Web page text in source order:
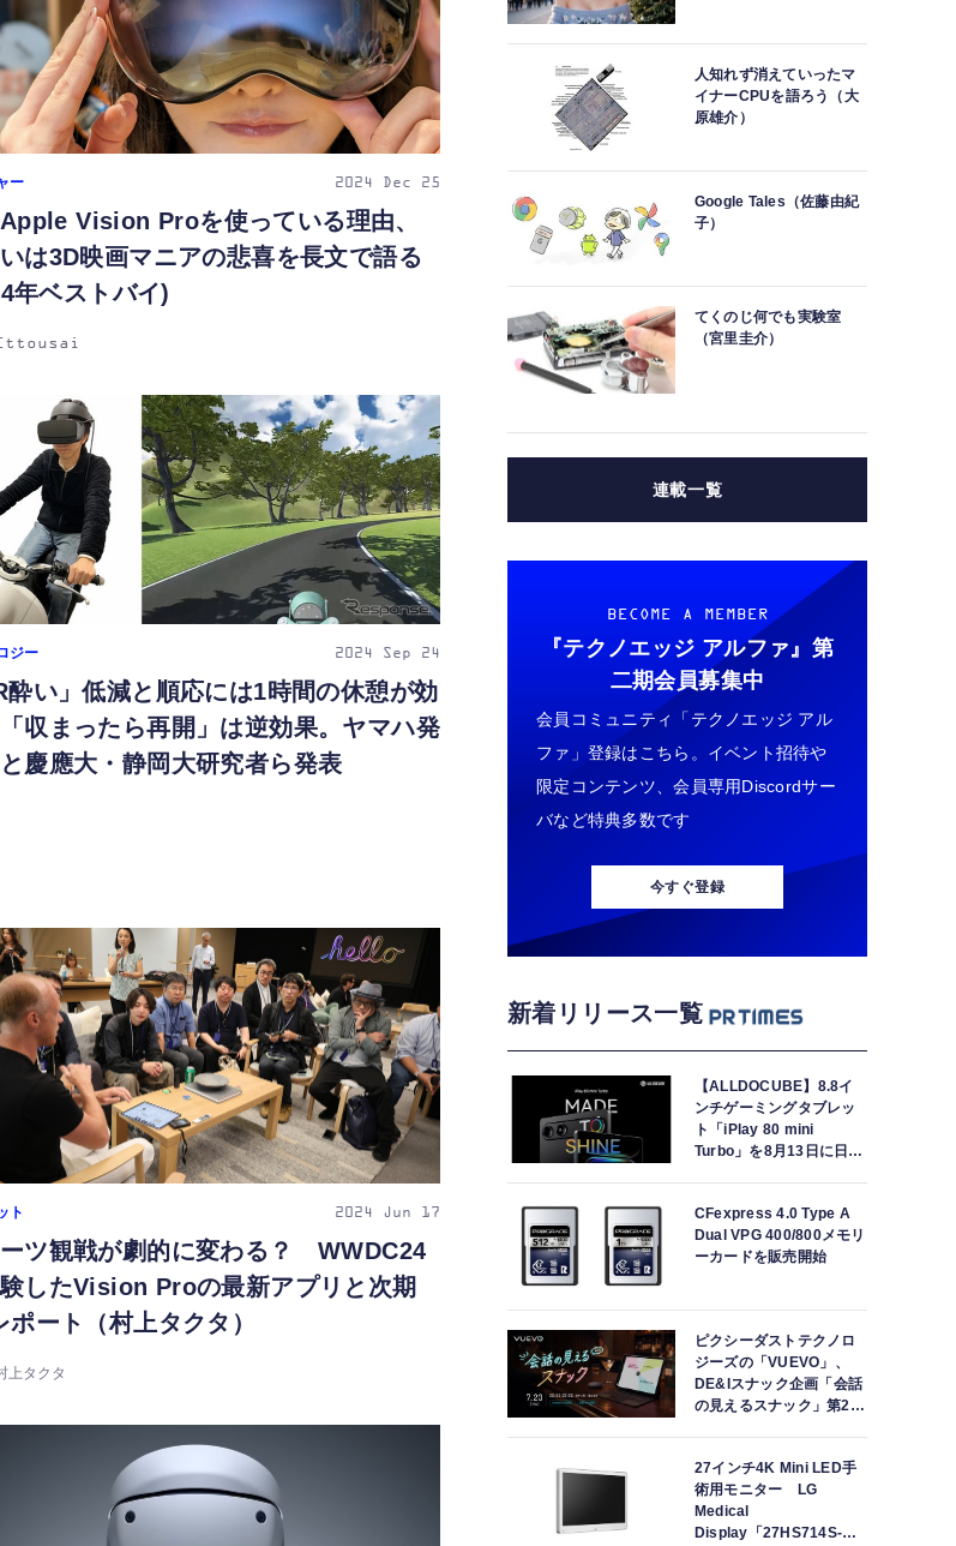
ー 2024 Dec 25
Vision Proを使っている理由、
は3D映画マニアの悲喜を長文で語る
年ベストバイ)
ジー 2024 Sep 24
酔い」低減と順応には1時間の休憩が効
収まったら再開」は逆効果。ヤマハ発
慶應大・静岡大研究者ら発表
ト 2024 Jun 17
ツ観戦が劇的に変わる？ WWDC24
したVision Proの最新アプリと次期
ポート（村上タクタ）
上タクタ
人知れず消えていったマ
イナーCPUを語ろう（大
原雄介）
Google Tales（佐藤由紀
子）
てくのじ何でも実験室
（宮里圭介）
連載一覧
BECOME A MEMBER
『テクノエッジ アルファ』 第
二期会員募集中
会員コミュニティ「テクノエッジ アル
ファ」登録はこちら。イベント招待や
限定コンテンツ、会員専用Discordサー
バなど特典多数です
今すぐ登録
新着リリース一覧
【ALLDOCUBE】8.8イ
ンチゲーミングタブレッ
ト「iPlay 80 mini
Turbo」を8月13日に日本
CFexpress 4.0 Type A
Dual VPG 400/800メモリ
ーカードを販売開始
ピクシーダストテクノロ
ジーズの「VUEVO」、
DE&Iスナック企画「会話
の見えるスナック」第2回
クに戻れた」
27インチ4K Mini LED手
術用モニター LG
Medical
Display「27HS714S-